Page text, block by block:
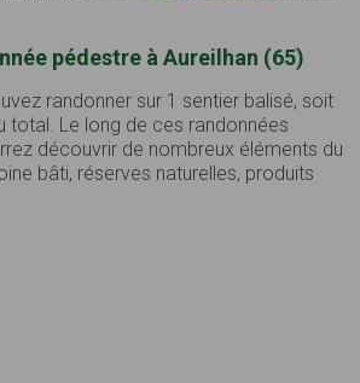
pédestre à Aureilhan (65)
randonner sur 1 sentier balisé, soit
total. Le long de ces randonnées
découvrir de nombreux éléments du
bâti, réserves naturelles, produits